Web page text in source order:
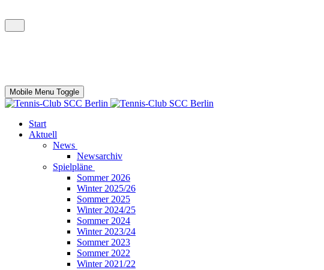
Mobile Menu Toggle
Start
Aktuell
News
Newsarchiv
Spielpläne
Sommer 2026
Winter 2025/26
Sommer 2025
Winter 2024/25
Sommer 2024
Winter 2023/24
Sommer 2023
Sommer 2022
Winter 2021/22